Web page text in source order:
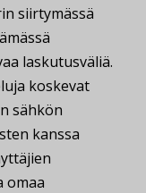
siirtymässä
laskutusväliä.
koskevat
sähkön
kanssa
omaa